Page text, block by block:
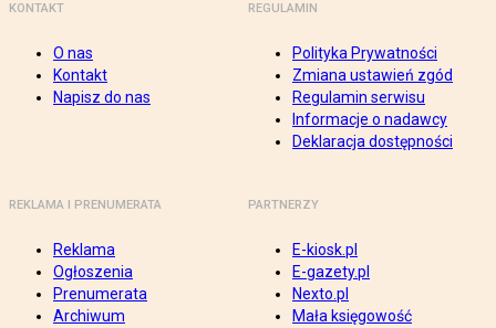
KONTAKT
O nas
Kontakt
Napisz do nas
REGULAMIN
Polityka Prywatności
Zmiana ustawień zgód
Regulamin serwisu
Informacje o nadawcy
Deklaracja dostępności
REKLAMA I PRENUMERATA
Reklama
Ogłoszenia
Prenumerata
Archiwum
PARTNERZY
E-kiosk.pl
E-gazety.pl
Nexto.pl
Mała księgowość